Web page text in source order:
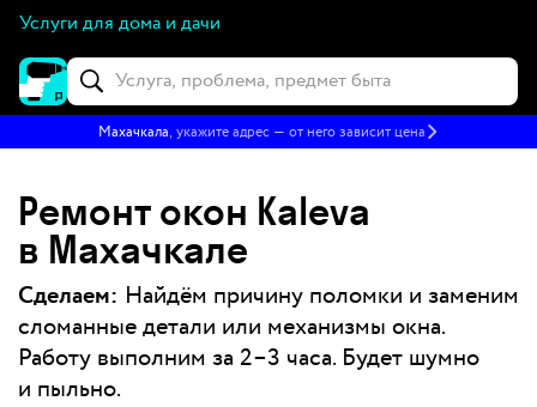
Услуги для дома и дачи
Махачкала, укажите адрес — от него зависит цена
Ремонт окон Kaleva
в Махачкале
Сделаем: Найдём причину поломки и заменим
сломанные детали или механизмы окна.
Работу выполним за 2–3 часа. Будет шумно
и пыльно.